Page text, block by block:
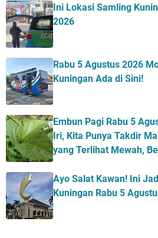
Ini Lokasi Samling
2026
Rabu 5 Agustus 2026
Kuningan Ada di Sini!
Embun Pagi Rabu 5
Iri, Kita Punya Takdir
yang Terlihat Mewah,
Ayo Salat Kawan! Ini
Kuningan Rabu 5